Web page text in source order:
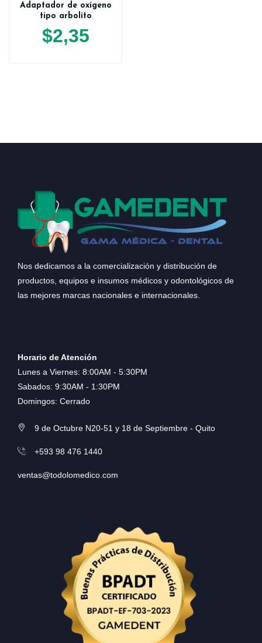
Adaptador de oxígeno
tipo arbolito
$2,35
Nos dedicamos a la comercialización y distribución de
productos, equipos e insumos médicos y odontológicos de
las mejores marcas nacionales e internacionales.
Horario de Atención
Lunes a Viernes: 8:00AM - 5:30PM
Sabados: 9:30AM - 1:30PM
Domingos: Cerrado
9 de Octubre N20-51 y 18 de Septiembre - Quito
+593 98 476 1440
ventas@todolomedico.com